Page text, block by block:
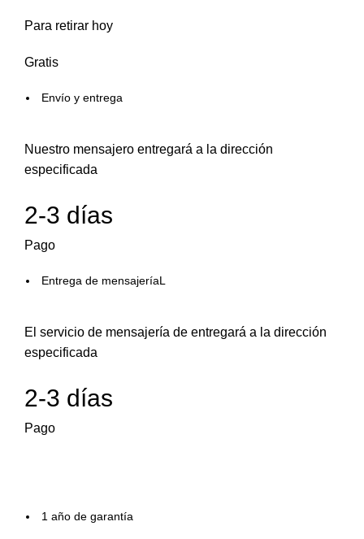
Para retirar hoy
Gratis
Envío y entrega
Nuestro mensajero entregará a la dirección
especificada
2-3 días
Pago
Entrega de mensajeríaL
El servicio de mensajería de entregará a la dirección
especificada
2-3 días
Pago
1 año de garantía